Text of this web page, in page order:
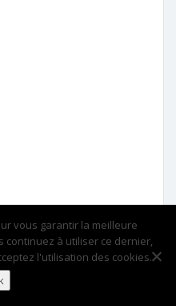
Informations légales
vous garantir la meilleure
continuez à utiliser ce dernier,
l'utilisation des cookies.